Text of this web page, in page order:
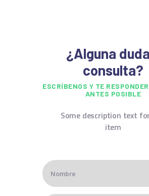
¿Alguna
consulta?
ESCRÍBENOS Y TE
ANTES POSIBLE
Some description text
item